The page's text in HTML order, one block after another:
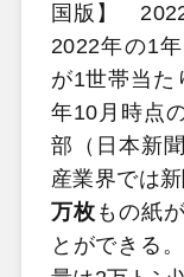
国版】
2022年の1
が1世帯当た
年10月時点
部（日本新
産業界では
万枚 もの紙
とができる